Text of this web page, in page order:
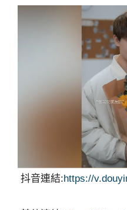
抖音連結:https://